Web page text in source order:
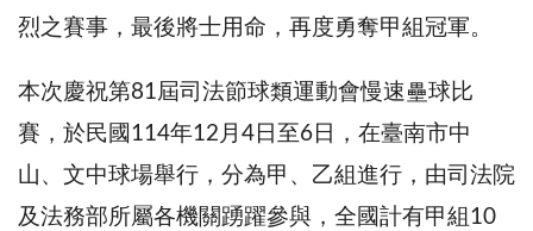
烈之賽事，最後將士用命，再度勇奪甲組冠軍。
本次慶祝第81屆司法節球類運動會慢速壘球比
賽，於民國114年12月4日至6日，在臺南市中
山、文中球場舉行，分為甲、乙組進行，由司法院
及法務部所屬各機關踴躍參與，全國計有甲組10